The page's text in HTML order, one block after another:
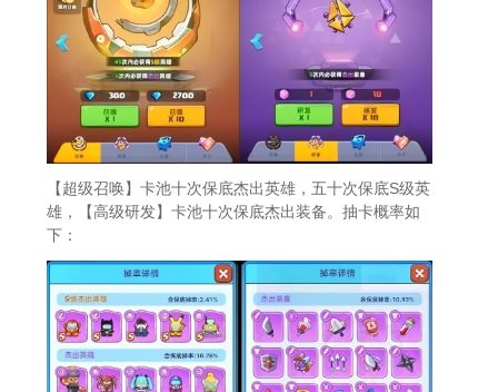
【超级召唤】卡池十次保底杰出英雄，五十次保底S级英
雄，【高级研发】卡池十次保底杰出装备。抽卡概率如
下：